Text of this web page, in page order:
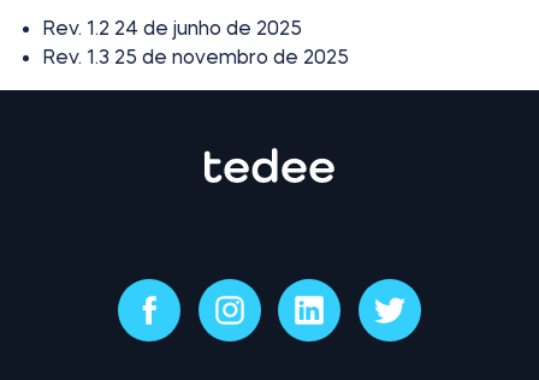
Rev. 1.2 24 de junho de 2025
Rev. 1.3 25 de novembro de 2025